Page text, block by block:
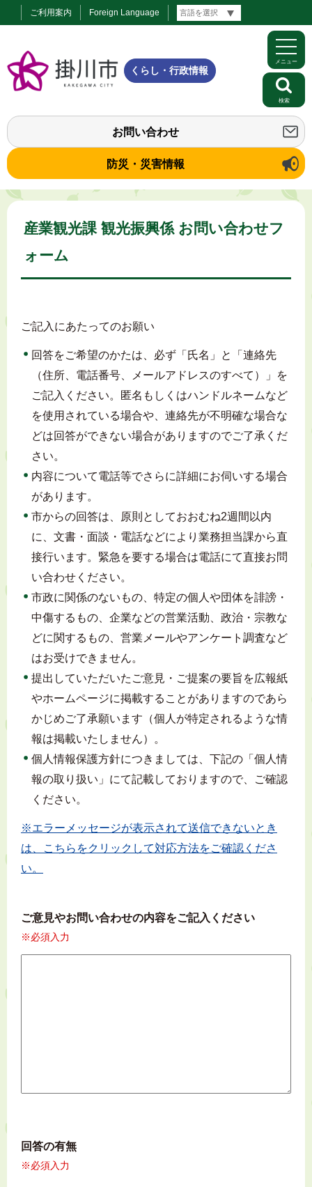
ご利用案内 Foreign Language
くらし・行政情報
お問い合わせ
防災・災害情報
メニュー
検索
産業観光課 観光振興係 お問い合わせフ
ォーム
ご記入にあたってのお願い
回答をご希望のかたは、必ず「氏名」と「連絡先
（住所、電話番号、メールアドレスのすべて）」を
ご記入ください。匿名もしくはハンドルネームなど
を使用されている場合や、連絡先が不明確な場合な
どは回答ができない場合がありますのでご了承くだ
さい。
内容について電話等でさらに詳細にお伺いする場合
があります。
市からの回答は、原則としておおむね2週間以内
に、文書・面談・電話などにより業務担当課から直
接行います。緊急を要する場合は電話にて直接お問
い合わせください。
市政に関係のないもの、特定の個人や団体を誹謗・
中傷するもの、企業などの営業活動、政治・宗教な
どに関するもの、営業メールやアンケート調査など
はお受けできません。
提出していただいたご意見・ご提案の要旨を広報紙
やホームページに掲載することがありますのであら
かじめご了承願います（個人が特定されるような情
報は掲載いたしません）。
個人情報保護方針につきましては、下記の「個人情
報の取り扱い」にて記載しておりますので、ご確認
ください。
※エラーメッセージが表示されて送信できないとき
は、こちらをクリックして対応方法をご確認くださ
い。
ご意見やお問い合わせの内容をご記入ください
※必須入力
回答の有無
※必須入力